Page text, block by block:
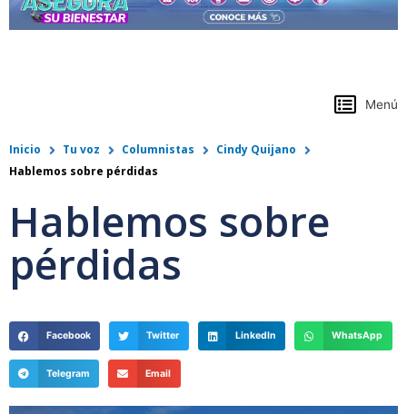
Menú
Inicio Tu voz Columnistas
Cindy Quijano
Hablemos sobre pérdidas
Hablemos sobre
pérdidas
Facebook Twitter LinkedIn WhatsApp
Telegram Email